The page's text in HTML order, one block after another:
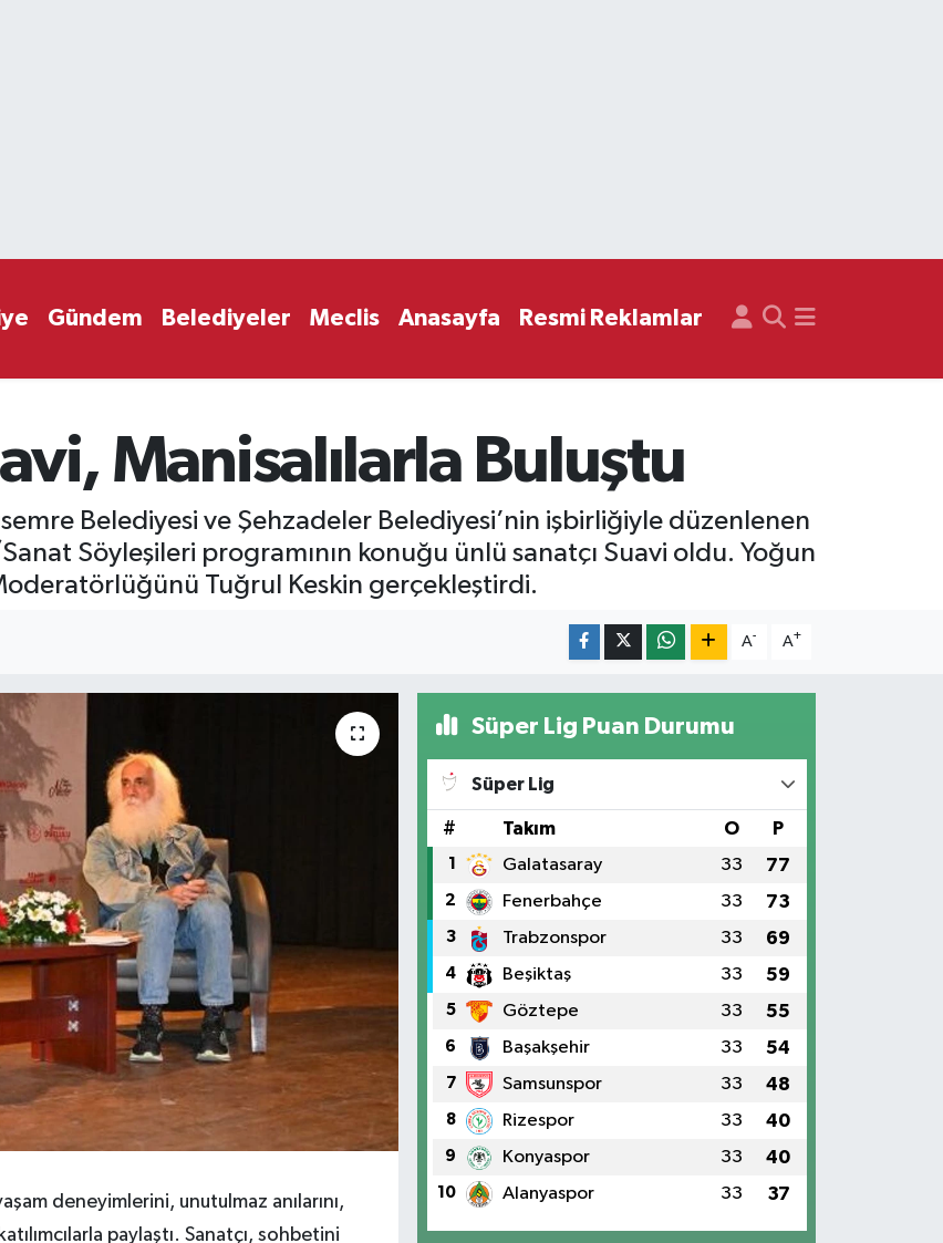
Gündem Belediyeler Meclis Anasayfa Resmi Reklamlar
Manisalılarla Buluştu
Belediyesi ve Şehzadeler Belediyesi’nin işbirliğiyle düzenlenen
Söyleşileri programının konuğu ünlü sanatçı Suavi oldu. Yoğun
Tuğrul Keskin gerçekleştirdi.
A- A+
deneyimlerini, unutulmaz anılarını,
paylaştı. Sanatçı, sohbetini
Süper Lig Puan Durumu
Süper Lig
# Takım O P
1 Galatasaray 33 77
2 Fenerbahçe 33 73
3 Trabzonspor 33 69
4 Beşiktaş 33 59
5 Göztepe 33 55
6 Başakşehir 33 54
7 Samsunspor 33 48
8 Rizespor 33 40
9 Konyaspor 33 40
10 Alanyaspor 33 37